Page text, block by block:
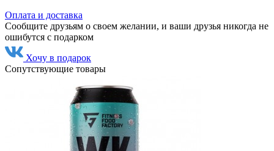
Оплата и доставка
Сообщите друзьям о своем желании, и ваши друзья никогда не
ошибутся с подарком
Хочу в подарок
Сопутствующие товары